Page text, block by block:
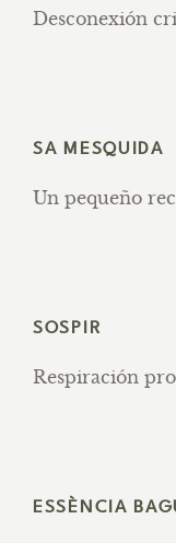
Desconexión
SA MESQUIDA
Un pequeño
SOSPIR
Respiración
ESSÈNCIA